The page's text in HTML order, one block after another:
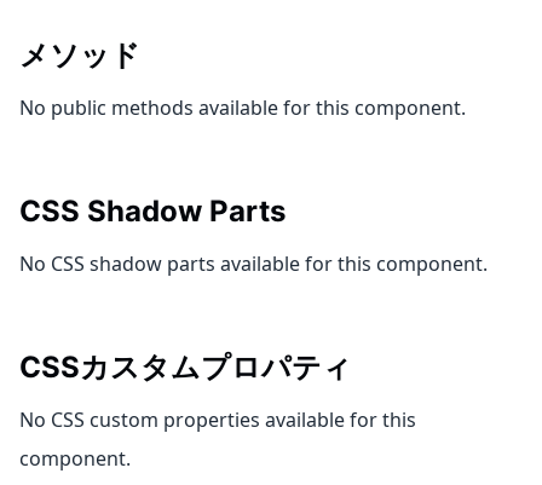
メソッド
No public methods available for this component.
CSS Shadow Parts
No CSS shadow parts available for this component.
CSSカスタムプロパティ
No CSS custom properties available for this
component.